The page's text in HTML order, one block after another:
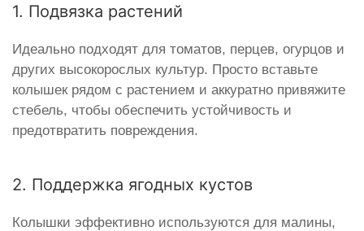
1. Подвязка растений
Идеально подходят для томатов, перцев, огурцов и
других высокорослых культур. Просто вставьте
колышек рядом с растением и аккуратно привяжите
стебель, чтобы обеспечить устойчивость и
предотвратить повреждения.
2. Поддержка ягодных кустов
Колышки эффективно используются для малины,